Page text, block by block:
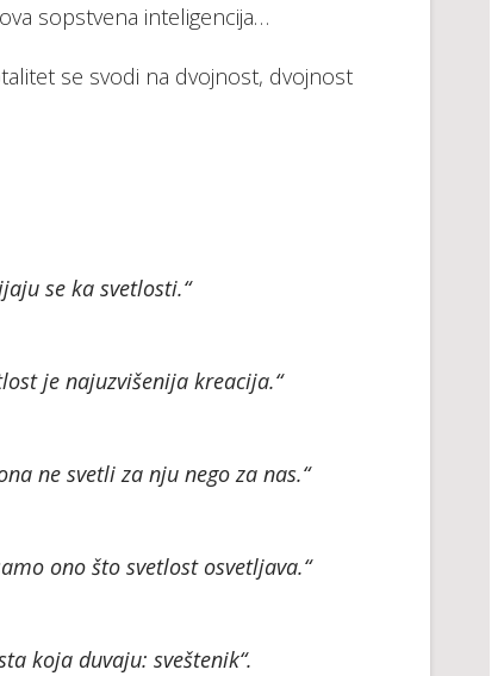
sopstvena inteligencija…
se svodi na dvojnost, dvojnost
se ka svetlosti.“
je najuzvišenija kreacija.“
ne svetli za nju nego za nas.“
ono što svetlost osvetljava.“
koja duvaju: sveštenik“.